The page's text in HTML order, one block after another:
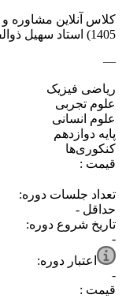
1405) استاد سهیل ذوالفقاریه
—
⁧ریاضی فیزیک⁩
⁧علوم تجربی⁩
⁧علوم انسانی⁩
⁧پایه دوازدهم⁩
⁧کنکوری‌ها⁩
قیمت :
تعداد جلسات دوره:
حداقل -
تاریخ شروع دوره:
-
اعتبار دوره:
-
قیمت :